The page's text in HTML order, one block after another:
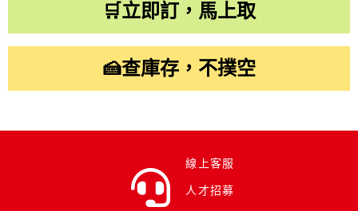
🛒立即訂，馬上取
🍰查庫存，不撲空
線上客服
人才招募